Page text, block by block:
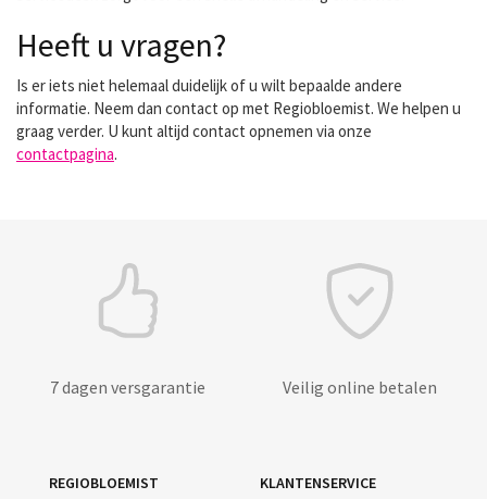
Heeft u vragen?
Is er iets niet helemaal duidelijk of u wilt bepaalde andere
informatie. Neem dan contact op met Regiobloemist. We helpen u
graag verder. U kunt altijd contact opnemen via onze
contactpagina.
7 dagen versgarantie Veilig online betalen
REGIOBLOEMIST KLANTENSERVICE